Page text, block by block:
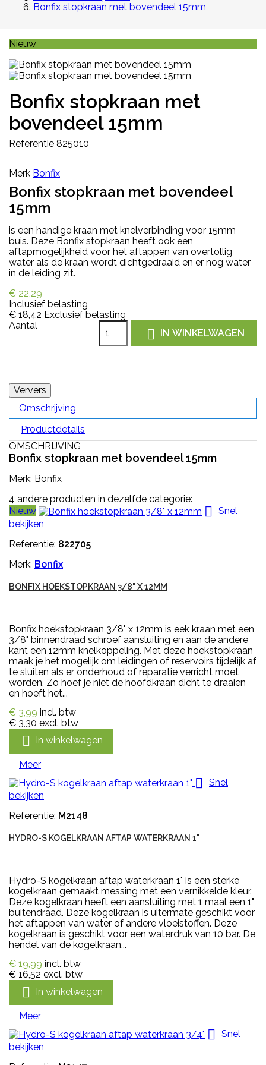
Bonfix stopkraan met bovendeel 15mm
Nieuw
Bonfix stopkraan met
bovendeel 15mm
Referentie 825010
Merk Bonfix
Bonfix stopkraan met bovendeel
15mm
is een handige kraan met knelverbinding voor 15mm
buis. Deze Bonfix stopkraan heeft ook een
aftapmogelijkheid voor het aftappen van overtollig
water als de kraan wordt dichtgedraaid en er nog water
in de leiding zit.
€ 22,29
Inclusief belasting
€ 18,42 Exclusief belasting
Aantal
 IN WINKELWAGEN
Omschrijving
Productdetails
OMSCHRIJVING
Bonfix stopkraan met bovendeel 15mm
Merk: Bonfix
4 andere producten in dezelfde categorie:
Nieuw
 Snel
bekijken
Referentie: 822705
Merk: Bonfix
BONFIX HOEKSTOPKRAAN 3/8" X 12MM
Bonfix hoekstopkraan 3/8" x 12mm is eek kraan met een
3/8" binnendraad schroef aansluiting en aan de andere
kant een 12mm knelkoppeling. Met deze hoekstopkraan
maak je het mogelijk om leidingen of reservoirs tijdelijk af
te sluiten als er onderhoud of reparatie verricht moet
worden. Zo hoef je niet de hoofdkraan dicht te draaien
en hoeft het...
€ 3,99 incl. btw
€ 3,30 excl. btw
 In winkelwagen
Meer
 Snel
bekijken
Referentie: M2148
HYDRO-S KOGELKRAAN AFTAP WATERKRAAN 1"
Hydro-S kogelkraan aftap waterkraan 1" is een sterke
kogelkraan gemaakt messing met een vernikkelde kleur.
Deze kogelkraan heeft een aansluiting met 1 maal een 1"
buitendraad. Deze kogelkraan is uitermate geschikt voor
het aftappen van water of andere vloeistoffen. Deze
kogelkraan is geschikt voor een waterdruk van 10 bar. De
hendel van de kogelkraan...
€ 19,99 incl. btw
€ 16,52 excl. btw
 In winkelwagen
Meer
 Snel
bekijken